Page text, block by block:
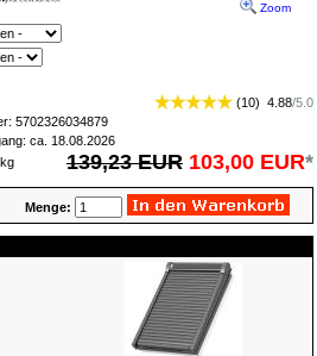
Zoom
(10) 4.88/5.0
5702326034879
ca. 18.08.2026
139,23 EUR 103,00 EUR*
Menge: